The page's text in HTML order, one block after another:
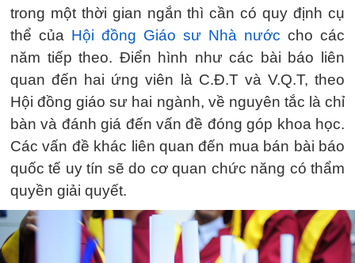
trong một thời gian ngắn thì cần có quy định cụ
thể của Hội đồng Giáo sư Nhà nước cho các
năm tiếp theo. Điển hình như các bài báo liên
quan đến hai ứng viên là C.Đ.T và V.Q.T, theo
Hội đồng giáo sư hai ngành, về nguyên tắc là chỉ
bàn và đánh giá đến vấn đề đóng góp khoa học.
Các vấn đề khác liên quan đến mua bán bài báo
quốc tế uy tín sẽ do cơ quan chức năng có thẩm
quyền giải quyết.